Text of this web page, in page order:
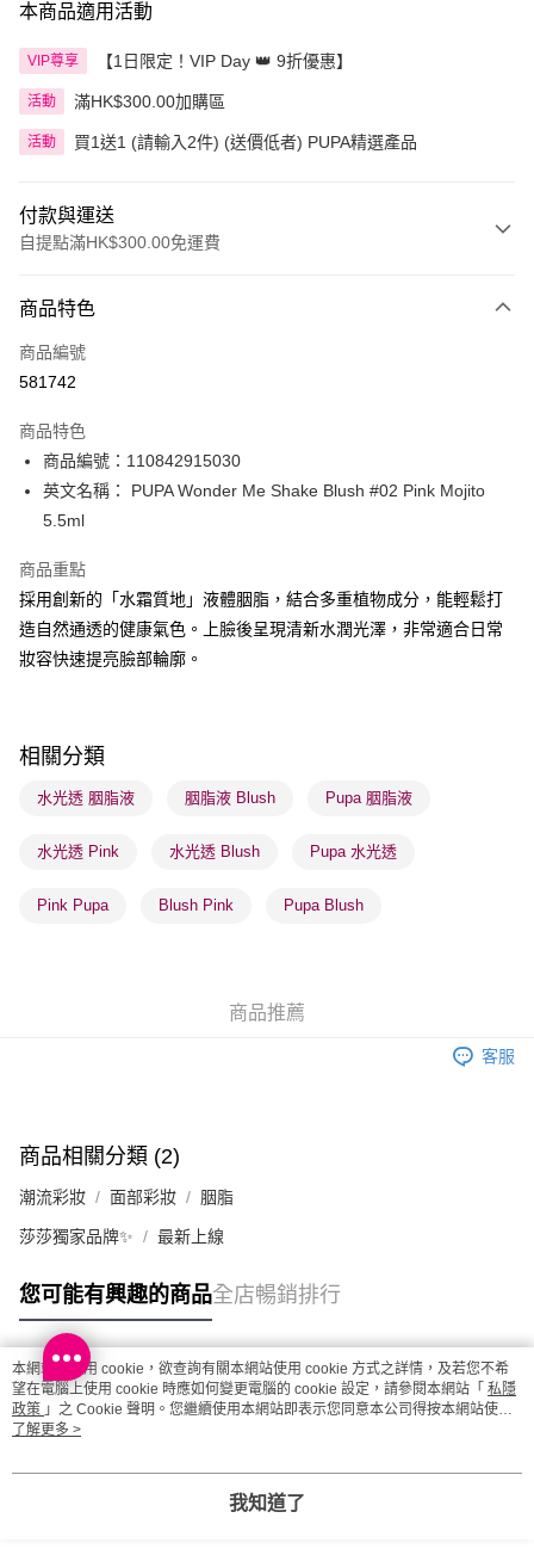
本商品適用活動
VIP尊享 【1日限定！VIP Day 👑 9折優惠】
活動 滿HK$300.00加購區
活動 買1送1 (請輸入2件) (送價低者) PUPA精選產品
付款與運送
自提點滿HK$300.00免運費
信用卡
Apple Pay
PayMe
WeChat Pay
送貨方式
順豐自助櫃 - 確認發貨後1-3個工作天送達
每筆HK$65.00，滿HK$300.00或以上免運費
每筆HK$65.00，滿HK$300.00或以上免運費
確認發貨後1-3 工作天送達，訂單將隨機分配至SF順豐速運或京東
每筆HK$65.00，滿HK$300.00或以上免運費
(香港門市) 只顯示可選門市。確認發貨後2-5個工作天到店，3天內
(澳門門市) 只顯示可選門市。確認發貨後2-5個工作天到店，3天內
商品特色
商品編號
581742
商品特色
商品編號：110842915030
英文名稱： PUPA Wonder Me Shake Blush #02 Pink Mojito
5.5ml
商品重點
採用創新的「水霜質地」液體胭脂，結合多重植物成分，能輕鬆打
造自然通透的健康氣色。上臉後呈現清新水潤光澤，非常適合日常
妝容快速提亮臉部輪廓。
相關分類
水光透 胭脂液 胭脂液 Blush Pupa 胭脂液
水光透 Pink 水光透 Blush Pupa 水光透
Pink Pupa Blush Pink Pupa Blush
商品推薦
客服
商品相關分類 (2)
潮流彩妝 面部彩妝 胭脂
莎莎獨家品牌✨ 最新上線
您可能有興趣的商品全店暢銷排行
熱門標籤
熱銷排行
本網站中使用 cookie，欲查詢有關本網站使用 cookie 方式之詳情，及若您不希
望在電腦上使用 cookie 時應如何變更電腦的 cookie 設定，請參閱本網站「 私隱
政策 」之 Cookie 聲明。您繼續使用本網站即表示您同意本公司得按本網站使用
條款之 Cookie 聲明使用 cookie。
了解更多 >
我知道了